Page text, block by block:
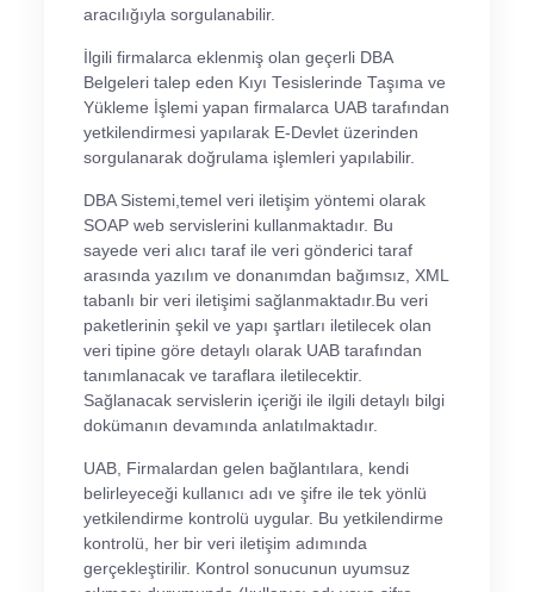
aracılığıyla sorgulanabilir.
İlgili firmalarca eklenmiş olan geçerli DBA
Belgeleri talep eden Kıyı Tesislerinde Taşıma ve
Yükleme İşlemi yapan firmalarca UAB tarafından
yetkilendirmesi yapılarak E-Devlet üzerinden
sorgulanarak doğrulama işlemleri yapılabilir.
DBA Sistemi,temel veri iletişim yöntemi olarak
SOAP web servislerini kullanmaktadır. Bu
sayede veri alıcı taraf ile veri gönderici taraf
arasında yazılım ve donanımdan bağımsız, XML
tabanlı bir veri iletişimi sağlanmaktadır.Bu veri
paketlerinin şekil ve yapı şartları iletilecek olan
veri tipine göre detaylı olarak UAB tarafından
tanımlanacak ve taraflara iletilecektir.
Sağlanacak servislerin içeriği ile ilgili detaylı bilgi
dokümanın devamında anlatılmaktadır.
UAB, Firmalardan gelen bağlantılara, kendi
belirleyeceği kullanıcı adı ve şifre ile tek yönlü
yetkilendirme kontrolü uygular. Bu yetkilendirme
kontrolü, her bir veri iletişim adımında
gerçekleştirilir. Kontrol sonucunun uyumsuz